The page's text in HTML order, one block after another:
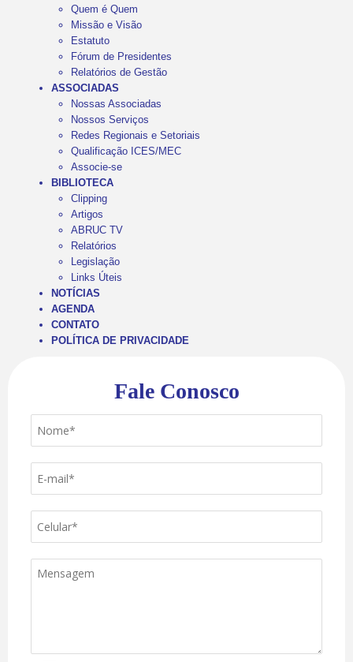
Quem é Quem
Missão e Visão
Estatuto
Fórum de Presidentes
Relatórios de Gestão
ASSOCIADAS
Nossas Associadas
Nossos Serviços
Redes Regionais e Setoriais
Qualificação ICES/MEC
Associe-se
BIBLIOTECA
Clipping
Artigos
ABRUC TV
Relatórios
Legislação
Links Úteis
NOTÍCIAS
AGENDA
CONTATO
POLÍTICA DE PRIVACIDADE
Fale Conosco